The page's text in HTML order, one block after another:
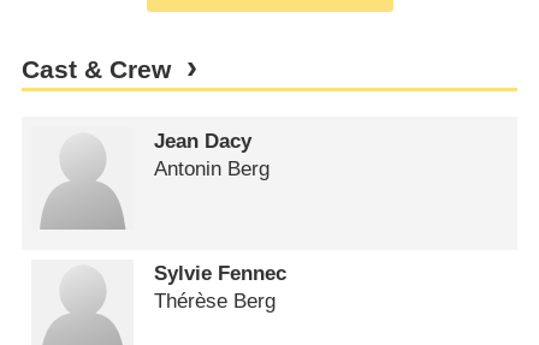
Cast & Crew
Jean Dacy
Antonin Berg
Sylvie Fennec
Thérèse Berg